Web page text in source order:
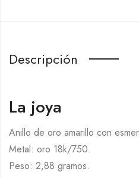
Descripción
La joya
Anillo de oro amarillo con
Metal: oro 18k/750.
Peso: 2,88 gramos.